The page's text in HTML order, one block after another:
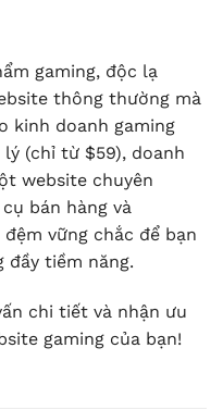
gaming, độc lạ
thông thường mà
kinh doanh gaming
(chỉ từ $59), doanh
website chuyên
bán hàng và
vững chắc để bạn
tiềm năng.
chi tiết và nhận ưu
gaming của bạn!